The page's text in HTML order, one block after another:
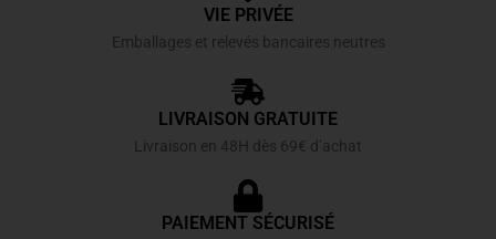
VIE PRIVÉE
Emballages et relevés bancaires neutres
LIVRAISON GRATUITE
Livraison en 48H dès 69€ d’achat
PAIEMENT SÉCURISÉ